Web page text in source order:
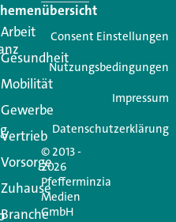
Alles, was
macht. Mit nur einem
Arbeit
Gesundheit
Mobilität
Gewerbe
Vertrieb
Vorsorge
Zuhause
Branche
© 2013 -
2026
Pfefferminzia
Medien
GmbH
Consent Einstellungen
Nutzungsbedingungen
Impressum
Datenschutzerklärung